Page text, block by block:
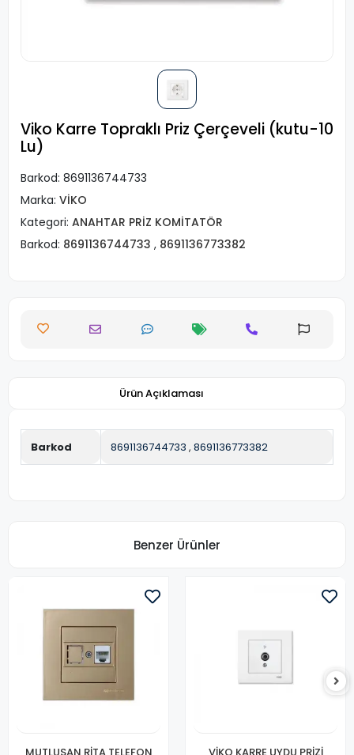
Viko Karre Topraklı Priz Çerçeveli (kutu-10
Lu)
Barkod: 8691136744733
Marka: VİKO
Kategori: ANAHTAR PRİZ KOMİTATÖR
Barkod: 8691136744733 , 8691136773382
Ürün Açıklaması
Barkod 8691136744733 , 8691136773382
Benzer Ürünler